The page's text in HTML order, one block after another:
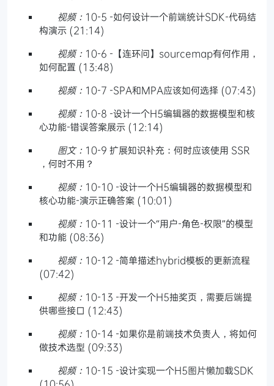
视频： 10-5 -如何设计一个前端统计SDK-代码结
构演示 (21:14)
视频： 10-6 -【连环问】sourcemap有何作用，
如何配置 (13:48)
视频： 10-7 -SPA和MPA应该如何选择 (07:43)
视频： 10-8 -设计一个H5编辑器的数据模型和核
心功能-错误答案展示 (12:14)
图文： 10-9 扩展知识补充：何时应该使用 SSR
，何时不用？
视频： 10-10 -设计一个H5编辑器的数据模型和
核心功能-演示正确答案 (10:01)
视频： 10-11 -设计一个“用户-角色-权限”的模型
和功能 (08:36)
视频： 10-12 -简单描述hybrid模板的更新流程
(07:42)
视频： 10-13 -开发一个H5抽奖页，需要后端提
供哪些接口 (12:43)
视频： 10-14 -如果你是前端技术负责人，将如何
做技术选型 (09:33)
视频： 10-15 -设计实现一个H5图片懒加载SDK
(10:56)